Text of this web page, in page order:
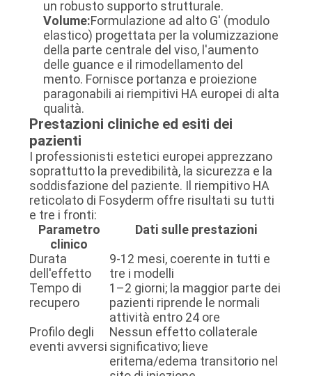
un robusto supporto strutturale.
Volume:Formulazione ad alto G' (modulo
elastico) progettata per la volumizzazione
della parte centrale del viso, l'aumento
delle guance e il rimodellamento del
mento. Fornisce portanza e proiezione
paragonabili ai riempitivi HA europei di alta
qualità.
Prestazioni cliniche ed esiti dei
pazienti
I professionisti estetici europei apprezzano
soprattutto la prevedibilità, la sicurezza e la
soddisfazione del paziente. Il riempitivo HA
reticolato di Fosyderm offre risultati su tutti
e tre i fronti:
Parametro
clinico
Dati sulle prestazioni
Durata
dell'effetto
9-12 mesi, coerente in tutti e
tre i modelli
Tempo di
recupero
1–2 giorni; la maggior parte dei
pazienti riprende le normali
attività entro 24 ore
Profilo degli
eventi avversi
Nessun effetto collaterale
significativo; lieve
eritema/edema transitorio nel